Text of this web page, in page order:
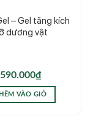
– Gel tăng kích
dương vật
590.000₫
VÀO GIỎ